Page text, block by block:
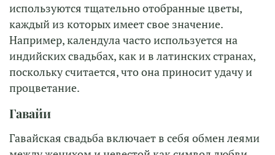
используются тщательно отобранные цветы,
каждый из которых имеет свое значение.
Например, календула часто используется на
индийских свадьбах, как и в латинских странах,
поскольку считается, что она приносит удачу и
процветание.
Гавайи
Гавайская свадьба включает в себя обмен леями